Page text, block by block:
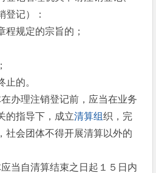
登记）：
规定的宗旨的；
的。
办理注销登记前，应当在业务
的指导下，成立清算组织，完
社会团体不得开展清算以外的
当自清算结束之日起１５日内